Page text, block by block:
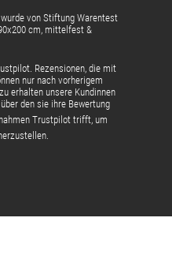
von Stiftung Warentest
cm, mittelfest &
Rezensionen, die mit
nur nach vorherigem
erhalten unsere Kundinnen
den sie ihre Bewertung
Trustpilot trifft, um